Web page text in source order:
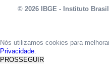
© 2026 IBGE - Instituto
Nós utilizamos cookies para
Privacidade.
PROSSEGUIR